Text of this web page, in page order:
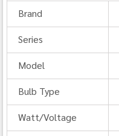
Brand
Series
Model
Bulb Type
Watt/Voltage